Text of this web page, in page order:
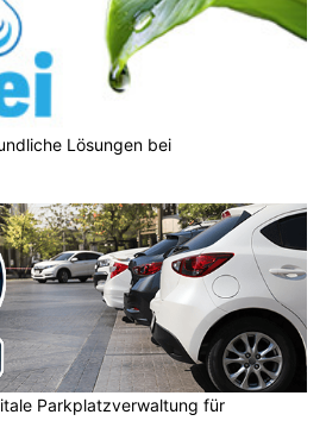
Lösungen bei
Parkplatzverwaltung für